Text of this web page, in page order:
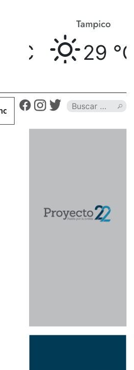
Tampico
29 ° C
muere calcinado